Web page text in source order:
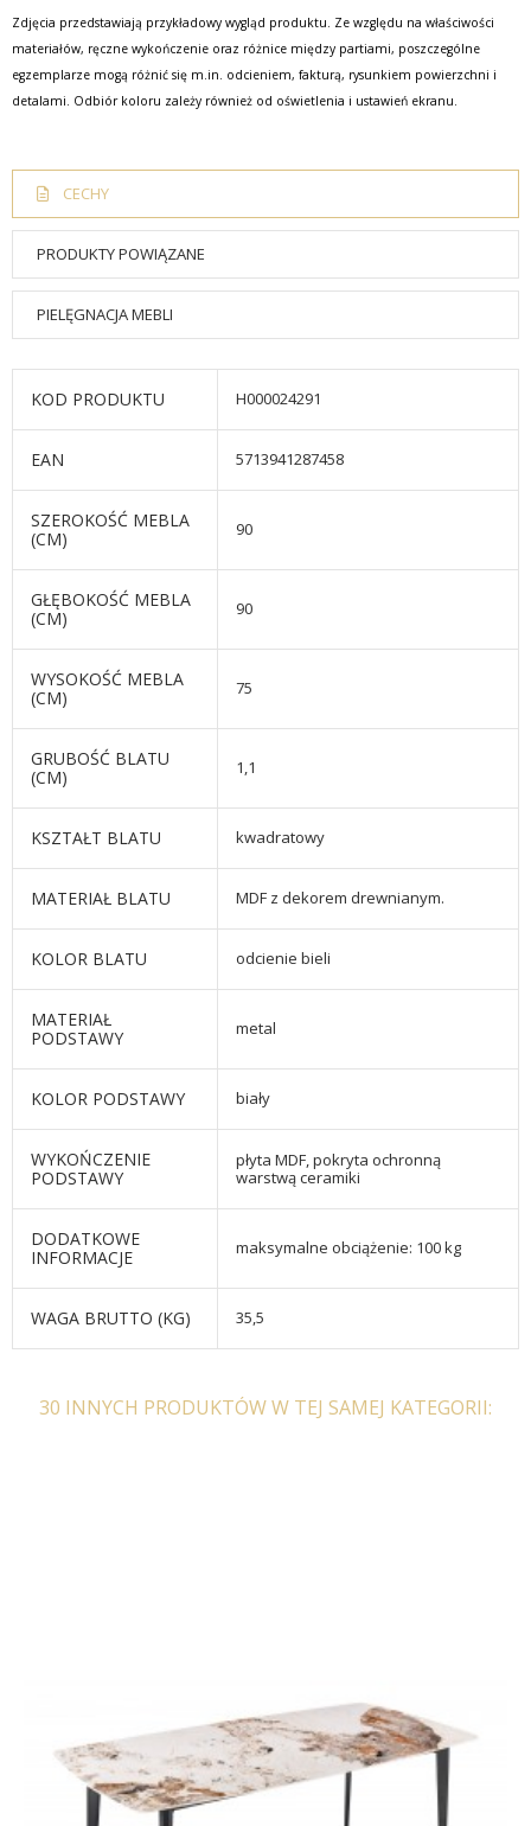
Zdjęcia przedstawiają przykładowy wygląd produktu. Ze względu na właściwości
materiałów, ręczne wykończenie oraz różnice między partiami, poszczególne
egzemplarze mogą różnić się m.in. odcieniem, fakturą, rysunkiem powierzchni i
detalami. Odbiór koloru zależy również od oświetlenia i ustawień ekranu.
CECHY
PRODUKTY POWIĄZANE
PIELĘGNACJA MEBLI
KOD PRODUKTU H000024291
EAN 5713941287458
SZEROKOŚĆ MEBLA
(CM)
90
GŁĘBOKOŚĆ MEBLA
(CM)
90
WYSOKOŚĆ MEBLA
(CM)
75
GRUBOŚĆ BLATU
(CM)
1,1
KSZTAŁT BLATU kwadratowy
MATERIAŁ BLATU MDF z dekorem drewnianym.
KOLOR BLATU odcienie bieli
MATERIAŁ
PODSTAWY
metal
KOLOR PODSTAWY biały
WYKOŃCZENIE
PODSTAWY
płyta MDF, pokryta ochronną
warstwą ceramiki
DODATKOWE
INFORMACJE
maksymalne obciążenie: 100 kg
WAGA BRUTTO (KG) 35,5
STÓŁ BAROWY MALTA 80
CM CERAMIKA CZARNA
STÓŁ BAROWY MALTA 80
CM BIAŁY
30 INNYCH PRODUKTÓW W TEJ SAMEJ KATEGORII: